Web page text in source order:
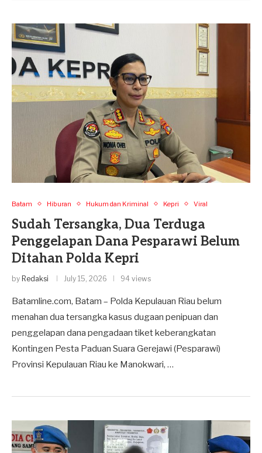
Batam Hiburan Hukum dan Kriminal Kepri Viral
Sudah Tersangka, Dua Terduga
Penggelapan Dana Pesparawi Belum
Ditahan Polda Kepri
by Redaksi July 15, 2026 94 views
Batamline.com, Batam – Polda Kepulauan Riau belum
menahan dua tersangka kasus dugaan penipuan dan
penggelapan dana pengadaan tiket keberangkatan
Kontingen Pesta Paduan Suara Gerejawi (Pesparawi)
Provinsi Kepulauan Riau ke Manokwari, …